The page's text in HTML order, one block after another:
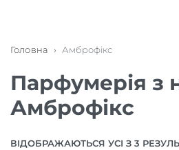
Головна › Амброфікс
Парфумерія з
Амброфікс
ВІДОБРАЖАЮТЬСЯ УСІ З 3